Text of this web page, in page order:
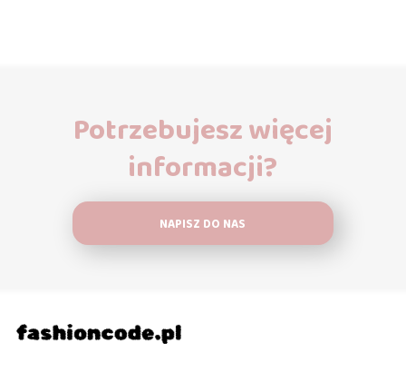
Potrzebujesz więcej
informacji?
NAPISZ DO NAS